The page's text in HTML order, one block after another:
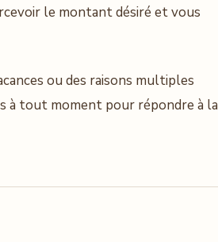
le montant désiré et vous
ou des raisons multiples
à tout moment pour répondre à la